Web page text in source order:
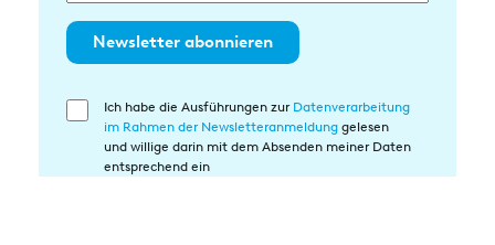
Newsletter abonnieren
Einwilligung
Ich habe die Ausführungen zur Datenverarbeitung
im Rahmen der Newsletteranmeldung gelesen
und willige darin mit dem Absenden meiner Daten
entsprechend ein